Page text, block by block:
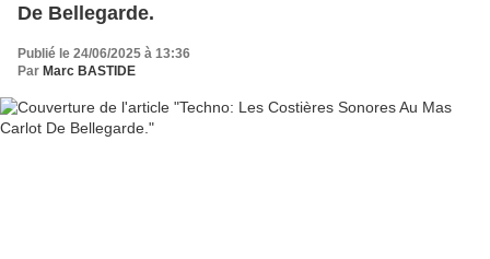
De Bellegarde.
Publié le 24/06/2025 à 13:36
Par Marc BASTIDE